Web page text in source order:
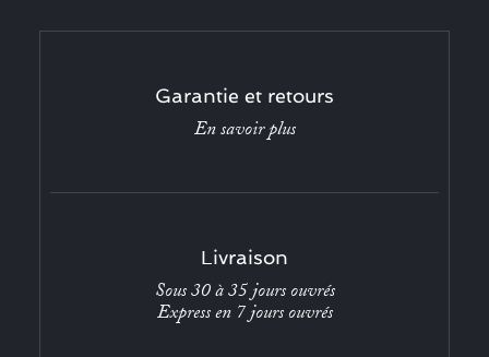
Garantie et retours
En savoir plus
Livraison
Sous 30 à 35 jours ouvrés
Express en 7 jours ouvrés